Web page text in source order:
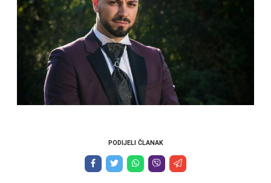
PODIJELI ČLANAK